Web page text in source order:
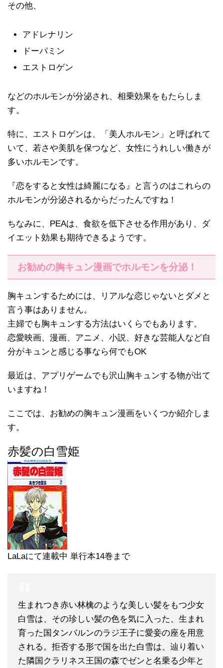
その他、
アドレナリン
ドーパミン
エストロゲン
などのホルモンが分泌され、相乗効果をもたらしま
す。
特に、エストロゲンは、「美人ホルモン」と呼ばれて
いて、若さや美肌を保つなど、女性にうれしい働きが
多いホルモンです。
『恋をすると女性は綺麗になる』と言うのはこれらの
ホルモンが分泌されるからだったんですね！
ちなみに、PEAは、食欲を低下させる作用があり、ダ
イエット効果も期待できるようです。
お勧めの胸キュン漫画でホルモンを分泌！
胸キュンするためには、リアルな恋じゃないとダメと
言う事はありません。
主婦でも胸キュンする方法はいくらでもあります。
恋愛映画、漫画、アニメ、小説、好きな芸能人など自
分がキュンと感じる事なら何でもOK
最近は、アプリゲームでも沢山胸キュンする物が出て
いますね！
ここでは、お勧めの胸キュン漫画をいくつか紹介しま
す。
赤髪の白雪姫
LaLaにて連載中 単行本14巻まで
生まれつき赤い林檎のような美しい髪をもつ少女
白雪は、その珍しい髪の色を気に入った、生まれ
育った国タンバルンのラジ王子に愛妾の座を用意
される。拒否する形で国を出た白雪は、辿り着い
た隣国クラリネス王国の森でゼンと名乗る少年と